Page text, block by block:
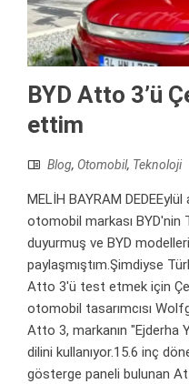
BYD Atto 3’ü
ettim
Blog, Otomobil, Teknoloji
MELİH BAYRAM
otomobil markası BYD'nin
duyurmuş ve BYD
paylaşmıştım.Şimdiyse
Atto 3'ü test etmek için
otomobil tasarımcısı
Atto 3, markanın "Ejderha
dilini kullanıyor.15.6 inç
gösterge paneli bulunan